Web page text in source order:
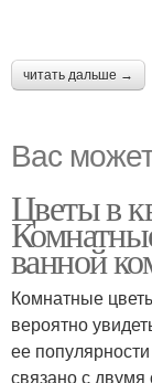
читать дальше →
Вас
Цветы в
ванной
Комнатные
вероятно
ее
связано с